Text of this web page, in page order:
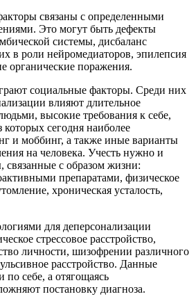
связаны с определенными
Это могут быть дефекты
системы, дисбаланс
в роли нейромедиаторов, эпилепсия
органические поражения.
социальные факторы. Среди них
влияют длительное
высокие требования к себе,
сегодня наиболее
и моббинг, а также иные варианты
на человека. Учесть нужно и
связанные с образом жизни:
препаратами, физическое
хроническая усталость,
для деперсонализации
стрессовое расстройство,
личности, шизофрении различного
расстройство. Данные
себе, а отягощаясь
постановку диагноза.